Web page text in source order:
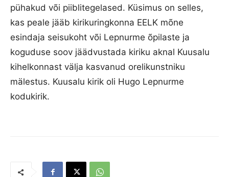
pühakud või piiblitegelased. Küsimus on selles,
kas peale jääb kirikuringkonna EELK mõne
esindaja seisukoht või Lepnurme õpilaste ja
koguduse soov jäädvustada kiriku aknal Kuusalu
kihelkonnast välja kasvanud orelikunstniku
mälestus. Kuusalu kirik oli Hugo Lepnurme
kodukirik.